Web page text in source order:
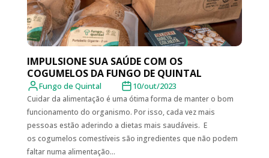
IMPULSIONE SUA SAÚDE COM OS
COGUMELOS DA FUNGO DE QUINTAL
Fungo de Quintal 10/out/2023
Cuidar da alimentação é uma ótima forma de manter o bom
funcionamento do organismo. Por isso, cada vez mais
pessoas estão aderindo a dietas mais saudáveis. E
os cogumelos comestíveis são ingredientes que não podem
faltar numa alimentação...